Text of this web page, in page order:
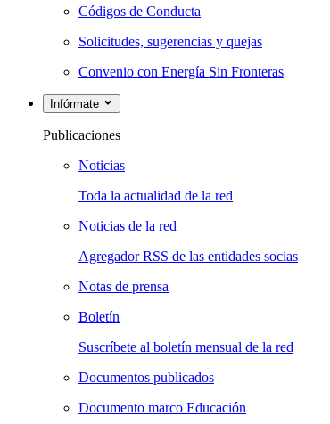
Códigos de Conducta
Solicitudes, sugerencias y quejas
Convenio con Energía Sin Fronteras
Infórmate
Publicaciones
Noticias
Toda la actualidad de la red
Noticias de la red
Agregador RSS de las entidades socias
Notas de prensa
Boletín
Suscríbete al boletín mensual de la red
Documentos publicados
Documento marco Educación